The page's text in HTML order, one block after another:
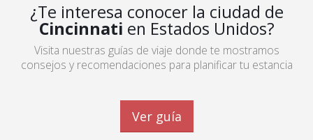
¿Te interesa conocer la ciudad de
Cincinnati en Estados Unidos?
Visita nuestras guías de viaje donde te mostramos
consejos y recomendaciones para planificar tu estancia
Ver guía